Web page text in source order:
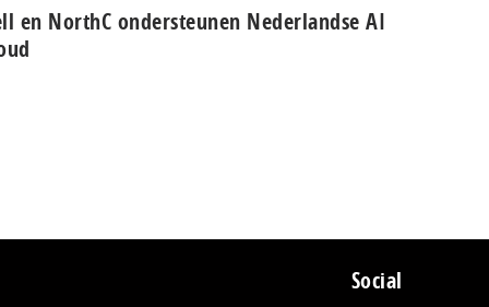
en NorthC ondersteunen Nederlandse AI
Social